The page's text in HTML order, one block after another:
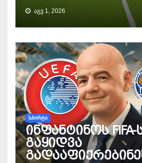
ᲐᲒᲕ 1, 2026
ᲡᲞᲝᲠᲢᲘ
ინფანტინოს
გაყიდვა